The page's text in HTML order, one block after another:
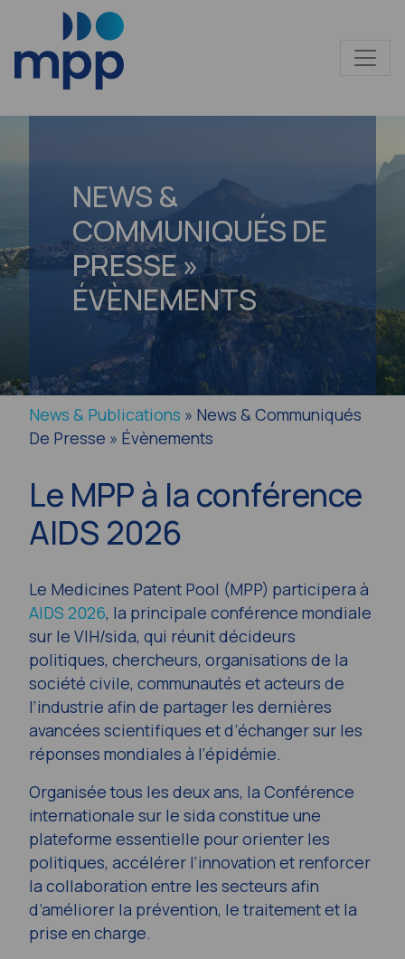
NEWS &
COMMUNIQUÉS DE
PRESSE »
ÉVÈNEMENTS
News & Publications » News & Communiqués
De Presse » Évènements
Le MPP à la conférence
AIDS 2026
Le Medicines Patent Pool (MPP) participera à
AIDS 2026, la principale conférence mondiale
sur le VIH/sida, qui réunit décideurs
politiques, chercheurs, organisations de la
société civile, communautés et acteurs de
l’industrie afin de partager les dernières
avancées scientifiques et d’échanger sur les
réponses mondiales à l’épidémie.
Organisée tous les deux ans, la Conférence
internationale sur le sida constitue une
plateforme essentielle pour orienter les
politiques, accélérer l’innovation et renforcer
la collaboration entre les secteurs afin
d’améliorer la prévention, le traitement et la
prise en charge.